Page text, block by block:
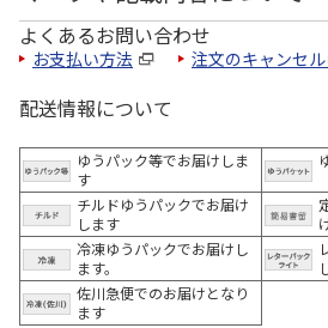
よくあるお問い合わせ
お支払い方法 注文のキャンセ
配送情報について
ゆうパック等でお届けしま
す
チルドゆうパックでお届け
します
冷凍ゆうパックでお届けし
ます。
佐川急便でのお届けとなり
ます